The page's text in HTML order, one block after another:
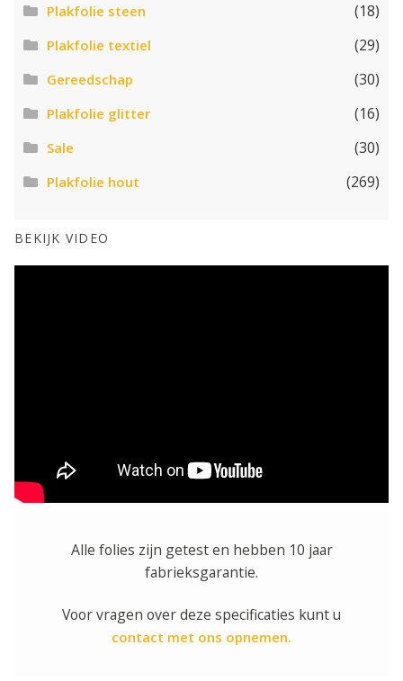
Plakfolie steen (18)
Plakfolie textiel (29)
Gereedschap (30)
Plakfolie glitter (16)
Sale (30)
Plakfolie hout (269)
BEKIJK VIDEO
Alle folies zijn getest en hebben 10 jaar
fabrieksgarantie.
Voor vragen over deze specificaties kunt u
contact met ons opnemen.